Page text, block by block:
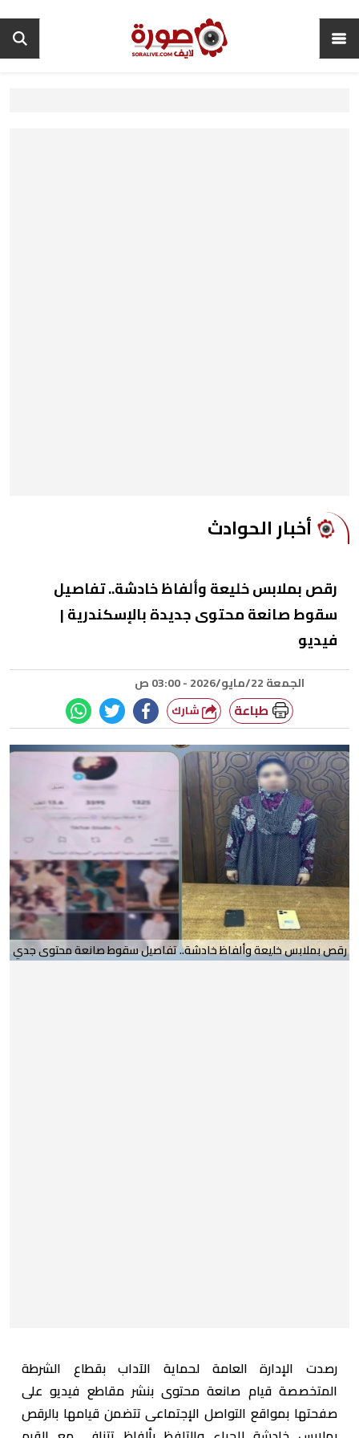
أخبار الحوادث
رقص بملابس خليعة وألفاظ خادشة.. تفاصيل
سقوط صانعة محتوى جديدة بالإسكندرية |
فيديو
الجمعة 22/مايو/2026 - 03:00 ص
طباعة
رقص بملابس خليعة وألفاظ خادشة.. تفاصيل سقوط صانعة محتوى جدي
رصدت الإدارة العامة لحماية الآداب بقطاع الشرطة
المتخصصة قيام صانعة محتوى بنشر مقاطع فيديو على
صفحتها بمواقع التواصل الإجتماعى تتضمن قيامها بالرقص